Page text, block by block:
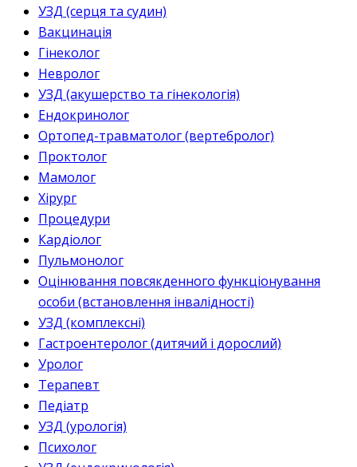
УЗД (серця та судин)
Вакцинація
Гінеколог
Невролог
УЗД (акушерство та гінекологія)
Ендокринолог
Ортопед-травматолог (вертебролог)
Проктолог
Мамолог
Хірург
Процедури
Кардіолог
Пульмонолог
Оцінювання повсякденного функціонування
особи (встановлення інвалідності)
УЗД (комплексні)
Гастроентеролог (дитячий і дорослий)
Уролог
Терапевт
Педіатр
УЗД (урологія)
Психолог